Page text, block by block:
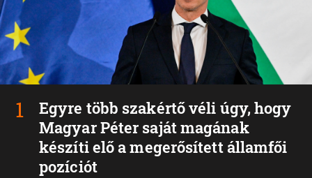
Egyre több szakértő véli úgy, hogy
Magyar Péter saját magának
készíti elő a megerősített államfői
pozíciót